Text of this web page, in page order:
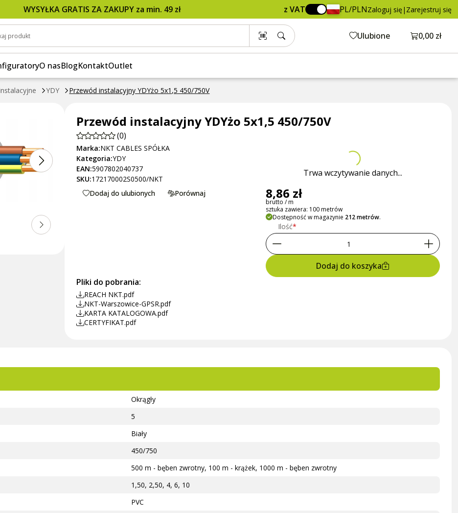
WYSYŁKA GRATIS ZA ZAKUPY za min. 49 zł z VAT PL/PLNZaloguj się | Zarejestruj się
produkt Ulubione Otwórz
0,00 zł
O nasBlogKontaktOutlet
YDY Przewód instalacyjny YDYżo 5x1,5 450/750V
8,86 zł
brutto / m Dodaj do koszyka
Przewód instalacyjny YDYżo 5x1,5 450/750V
(0)
Marka:NKT CABLES SPÓŁKA
Kategoria:YDY
EAN:5907802040737
SKU:172170002S0500/NKT
Dodaj do ulubionych
Porównaj
Trwa wczytywanie danych...
8,86 zł
brutto / m
sztuka zawiera: 100 metrów
Dostępność w magazynie 212 metrów.
Ilość
Dodaj do koszyka
Pliki do pobrania:
REACH NKT.pdf
NKT-Warszowice-GPSR.pdf
KARTA KATALOGOWA.pdf
CERTYFIKAT.pdf
Okrągły
5
Biały
450/750
500 m - bęben zwrotny, 100 m - krążek, 1000 m - bęben zwrotny
1,50, 2,50, 4, 6, 10
PVC